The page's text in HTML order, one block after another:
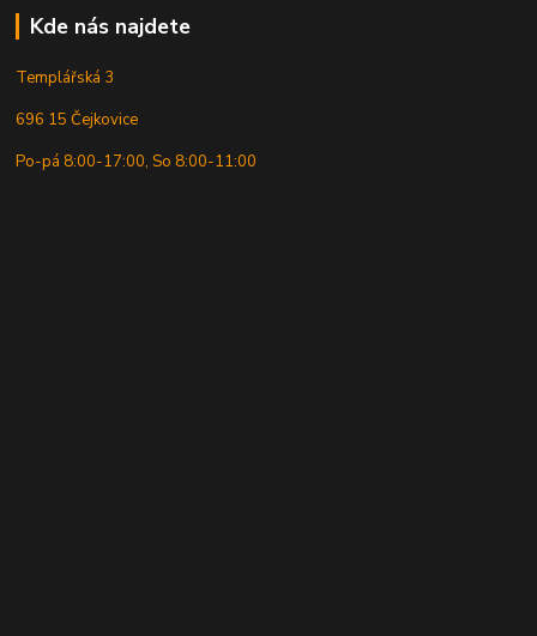
Kde nás najdete
Templářská 3
696 15 Čejkovice
Po-pá 8:00-17:00, So 8:00-11:00